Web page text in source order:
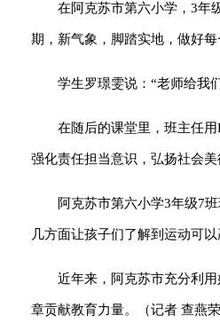
在阿克苏市第六小学，3年
期，新气象，脚踏实地，做好
学生罗璟雯说：“老师给我
在随后的课堂里，班主任
强化责任担当意识，弘扬社会
阿克苏市第六小学3年级7
几方面让孩子们了解到运动可
近年来，阿克苏市充分利
章贡献教育力量。（记者 查燕